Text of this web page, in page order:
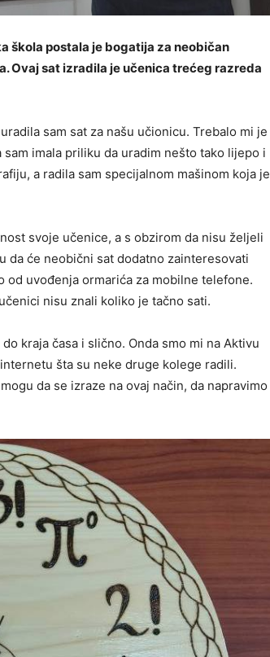
škola postala je bogatija za neobičan
Ovaj sat izradila je učenica trećeg razreda
sam sat za našu učionicu. Trebalo mi je
imala priliku da uradim nešto tako lijepo i
a radila sam specijalnom mašinom koja je
svoje učenice, a s obzirom da nisu želјeli
da će neobični sat dodatno zainteresovati
od uvođenja ormarića za mobilne telefone.
nisu znali koliko je tačno sati.
kraja časa i slično. Onda smo mi na Aktivu
šta su neke druge kolege radili.
da se izraze na ovaj način, da napravimo